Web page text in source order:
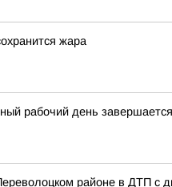
жара
рабочий день
районе в ДТП с